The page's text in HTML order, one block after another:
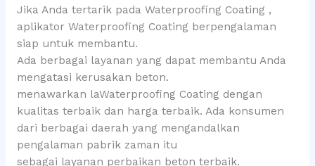
Jika Anda tertarik pada Waterproofing Coating ,
aplikator Waterproofing Coating berpengalaman
siap untuk membantu.
Ada berbagai layanan yang dapat membantu Anda
mengatasi kerusakan beton.
menawarkan laWaterproofing Coating dengan
kualitas terbaik dan harga terbaik. Ada konsumen
dari berbagai daerah yang mengandalkan
pengalaman pabrik zaman itu
sebagai layanan perbaikan beton terbaik.